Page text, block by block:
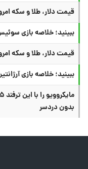
قیمت دلار، طلا و سکه امروز
ببینید؛ خلاصه بازی سوئیس ۰ (۴) - کلمبیا ۰ (۳) در جام
قیمت دلار، طلا و سکه امروز
ببینید؛ خلاصه بازی آرژانتین ۳ - مصر ۲ در جام
بدون دردسر